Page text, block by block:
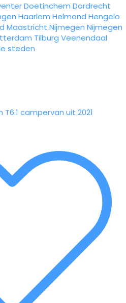
Doetinchem Dordrecht
Haarlem Helmond Hengelo
Maastricht Nijmegen Nijmegen
Tilburg Veenendaal
steden
T6.1 campervan uit 2021